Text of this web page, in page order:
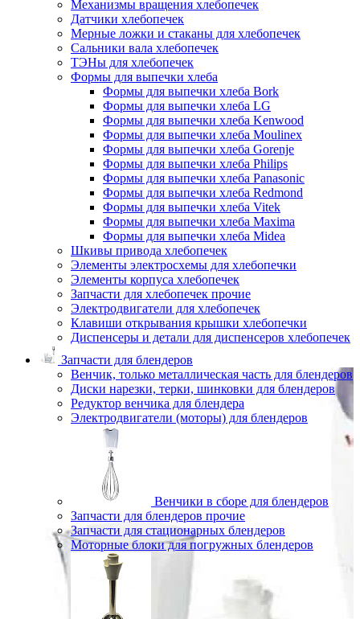
Механизмы вращения хлебопечек
Датчики хлебопечек
Мерные ложки и стаканы для хлебопечек
Сальники вала хлебопечек
ТЭНы для хлебопечек
Формы для выпечки хлеба
Формы для выпечки хлеба Bork
Формы для выпечки хлеба LG
Формы для выпечки хлеба Kenwood
Формы для выпечки хлеба Moulinex
Формы для выпечки хлеба Gorenje
Формы для выпечки хлеба Philips
Формы для выпечки хлеба Panasonic
Формы для выпечки хлеба Redmond
Формы для выпечки хлеба Vitek
Формы для выпечки хлеба Maxima
Формы для выпечки хлеба Midea
Шкивы привода хлебопечек
Элементы электросхемы для хлебопечки
Элементы корпуса хлебопечек
Запчасти для хлебопечек прочие
Электродвигатели для хлебопечек
Клавиши открывания крышки хлебопечки
Диспенсеры и детали для диспенсеров хлебопечек
Запчасти для блендеров
Венчик, только металлическая часть для блендеров
Диски нарезки, терки, шинковки для блендеров
Редуктор венчика для блендера
Электродвигатели (моторы) для блендеров
Венчики в сборе для блендеров
Запчасти для блендеров прочие
Запчасти для стационарных блендеров
Моторные блоки для погружных блендеров